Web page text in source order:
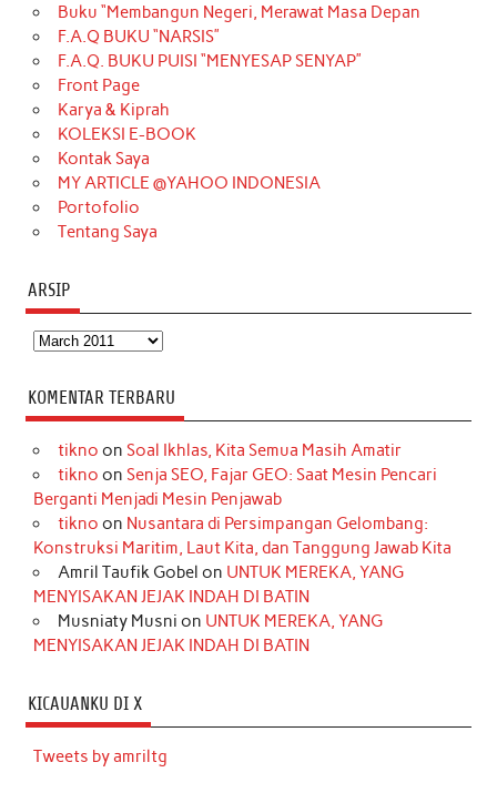
b
o
o
k
a
g
r
a
m
o
k
e
r
e
d
t
e
u
b
Buku “Membangun Negeri, Merawat Masa Depan
F.A.Q BUKU “NARSIS”
F.A.Q. BUKU PUISI “MENYESAP SENYAP”
Front Page
Karya & Kiprah
KOLEKSI E-BOOK
Kontak Saya
MY ARTICLE @YAHOO INDONESIA
Portofolio
Tentang Saya
ARSIP
Arsip
KOMENTAR TERBARU
tikno on Soal Ikhlas, Kita Semua Masih Amatir
tikno on Senja SEO, Fajar GEO: Saat Mesin Pencari
Berganti Menjadi Mesin Penjawab
tikno on Nusantara di Persimpangan Gelombang:
Konstruksi Maritim, Laut Kita, dan Tanggung Jawab Kita
Amril Taufik Gobel on UNTUK MEREKA, YANG
MENYISAKAN JEJAK INDAH DI BATIN
Musniaty Musni on UNTUK MEREKA, YANG
MENYISAKAN JEJAK INDAH DI BATIN
KICAUANKU DI X
Tweets by amriltg